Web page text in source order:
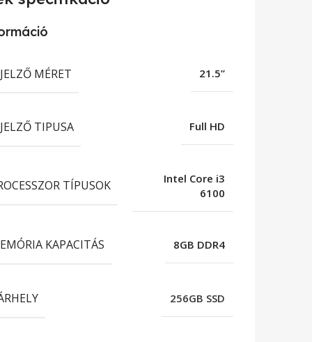
MÉRET 21.5”
TIPUSA Full HD
TÍPUSOK
Intel Core i3
6100
KAPACITÁS 8GB DDR4
256GB SSD